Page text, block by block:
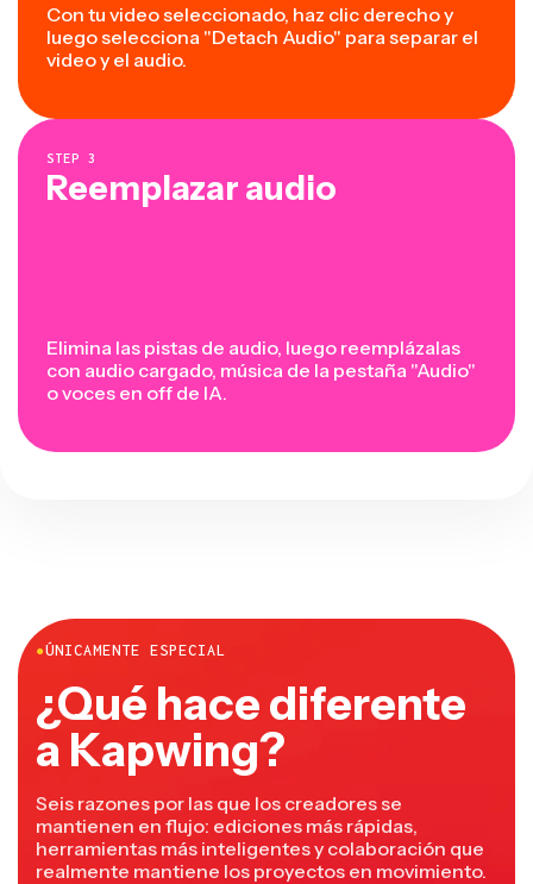
Con tu video seleccionado, haz clic derecho y
luego selecciona "Detach Audio" para separar el
video y el audio.
STEP 3
Reemplazar audio
Elimina las pistas de audio, luego reemplázalas
con audio cargado, música de la pestaña "Audio"
o voces en off de IA.
●ÚNICAMENTE ESPECIAL
¿Qué hace diferente
a Kapwing?
Seis razones por las que los creadores se
mantienen en flujo: ediciones más rápidas,
herramientas más inteligentes y colaboración que
realmente mantiene los proyectos en movimiento.